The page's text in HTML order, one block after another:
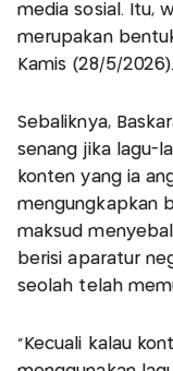
media sosial. Itu,
merupakan
Kamis (28/5/2026).
Sebaliknya,
senang jika lagu-
konten yang ia
mengungkapkan
maksud
berisi aparatur
seolah telah
“Kecuali kalau